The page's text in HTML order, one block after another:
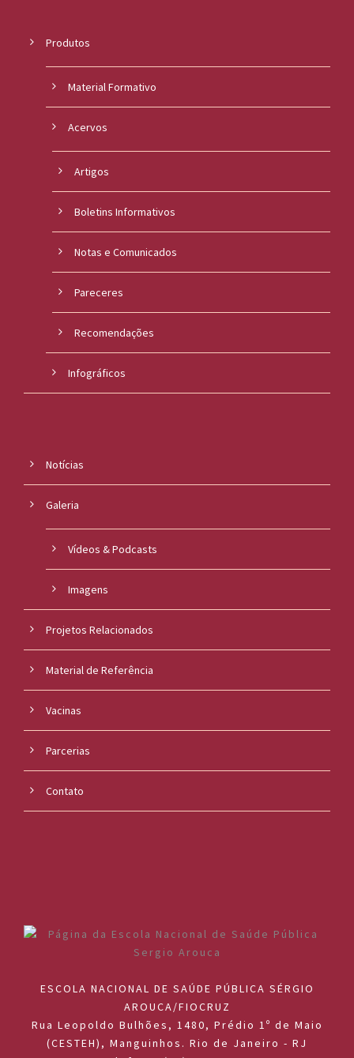
Produtos
Material Formativo
Acervos
Artigos
Boletins Informativos
Notas e Comunicados
Pareceres
Recomendações
Infográficos
Notícias
Galeria
Vídeos & Podcasts
Imagens
Projetos Relacionados
Material de Referência
Vacinas
Parcerias
Contato
ESCOLA NACIONAL DE SAÚDE PÚBLICA SÉRGIO
AROUCA/FIOCRUZ
Rua Leopoldo Bulhões, 1480, Prédio 1º de Maio
(CESTEH), Manguinhos. Rio de Janeiro - RJ